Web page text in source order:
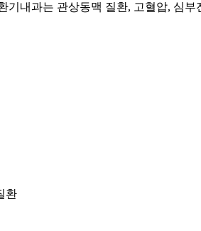
기내과는 관상동맥 질환, 고혈압, 심
환